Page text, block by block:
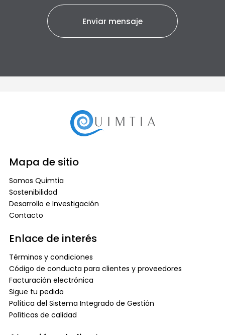
Mapa de sitio
Somos Quimtia
Sostenibilidad
Desarrollo e Investigación
Contacto
Enlace de interés
Términos y condiciones
Código de conducta para clientes y proveedores
Facturación electrónica
Sigue tu pedido
Política del Sistema Integrado de Gestión
Políticas de calidad